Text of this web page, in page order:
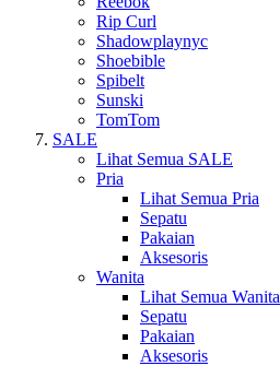
Rip Curl
Shadowplaynyc
Shoebible
Spibelt
Sunski
TomTom
SALE
Lihat Semua SALE
Pria
Lihat Semua Pria
Sepatu
Pakaian
Aksesoris
Wanita
Lihat Semua Wanita
Sepatu
Pakaian
Aksesoris